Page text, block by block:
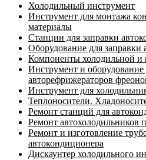
Холодильный инструмент
Инструмент для монтажа
материалы
Станции для заправки
Оборудование для заправки
Компоненты холодильной и
Инструмент и оборудование
авторефрижераторов
Инструмент для
Теплоносители.
Ремонт станций для
Ремонт автохолодильников
Ремонт и изготовление
автокондиционера
Дискаунтер холодильного